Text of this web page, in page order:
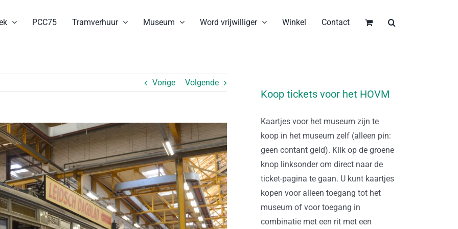
PCC75 Tramverhuur Museum Word vrijwilliger Winkel Contact
Vorige Volgende
Koop tickets voor het HOVM
Kaartjes voor het museum zijn te
koop in het museum zelf (alleen pin:
geen contant geld). Klik op de groene
knop linksonder om direct naar de
ticket-pagina te gaan. U kunt kaartjes
kopen voor alleen toegang tot het
museum of voor toegang in
combinatie met een rit met een